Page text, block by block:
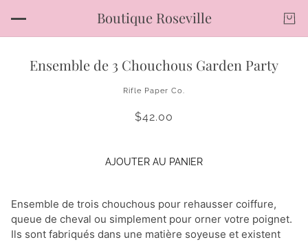
Boutique Roseville
Ensemble de 3 Chouchous Garden Party
Rifle Paper Co.
$42.00
AJOUTER AU PANIER
Ensemble de trois chouchous pour rehausser coiffure,
queue de cheval ou simplement pour orner votre poignet.
Ils sont fabriqués dans une matière soyeuse et existent